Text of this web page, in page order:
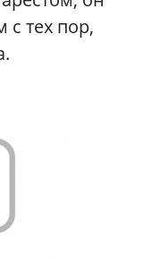
с тех пор,